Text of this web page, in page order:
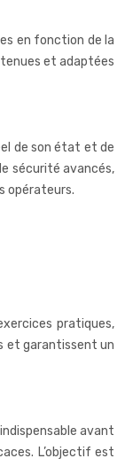
en fonction de la
et adaptées
de son état et de
sécurité avancés,
opérateurs.
pratiques,
et garantissent un
avant
L’objectif est